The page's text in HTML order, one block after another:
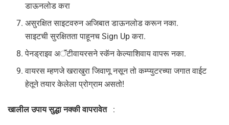
डाऊनलोड करा
असुरक्षित साइटवरुन अजिबात डाऊनलोड करून नका.
साइटची सुरक्षितता पाहूनच Sign Up करा.
पेनड्राइव अॅंटीवायरसने स्कॅन केल्याशिवाय वापरू नका.
वायरस म्हणजे खराखुरा जिवाणू नसून तो कम्प्युटरच्या जगात वाईट
हेतूने तयार केलेला प्रोग्राम असतो!
खालील उपाय सुद्धा नक्की वापरावेत :